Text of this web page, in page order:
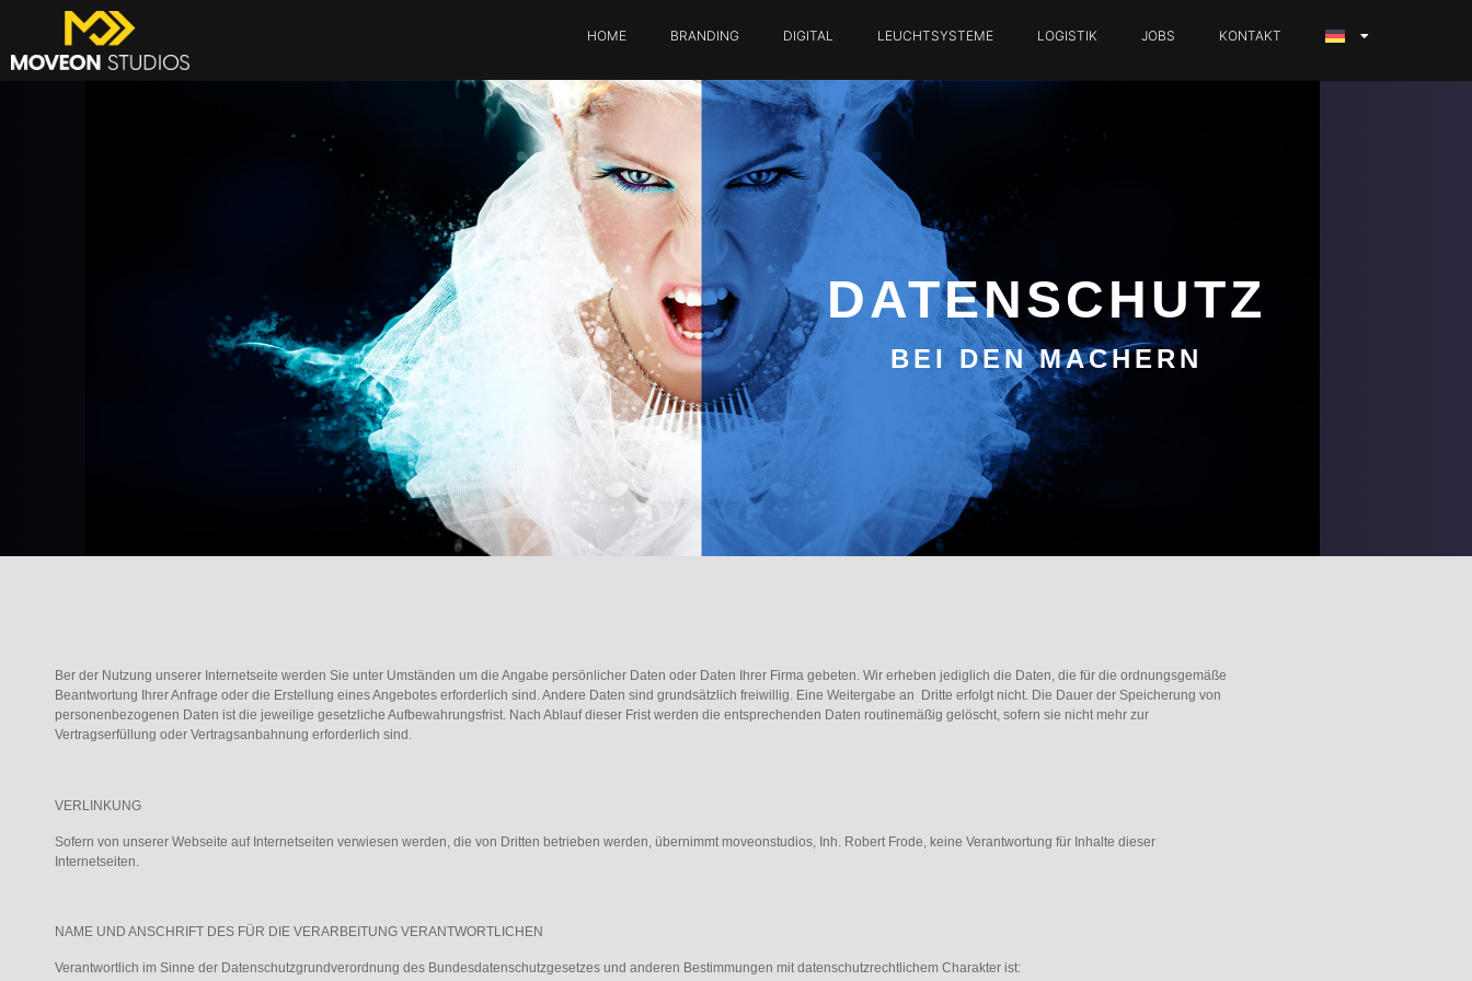
HOME BRANDING DIGITAL LEUCHTSYSTEME LOGISTIK JOBS KONTAKT
DATENSCHUTZ
BEI DEN MACHERN
Ber der Nutzung unserer Internetseite werden Sie unter Umständen um die Angabe persönlicher Daten oder Daten Ihrer Firma gebeten. Wir erheben jediglich die Daten, die für die ordnungsgemäße
Beantwortung Ihrer Anfrage oder die Erstellung eines Angebotes erforderlich sind. Andere Daten sind grundsätzlich freiwillig. Eine Weitergabe an Dritte erfolgt nicht. Die Dauer der Speicherung von
personenbezogenen Daten ist die jeweilige gesetzliche Aufbewahrungsfrist. Nach Ablauf dieser Frist werden die entsprechenden Daten routinemäßig gelöscht, sofern sie nicht mehr zur
Vertragserfüllung oder Vertragsanbahnung erforderlich sind.
VERLINKUNG
Sofern von unserer Webseite auf Internetseiten verwiesen werden, die von Dritten betrieben werden, übernimmt moveonstudios, Inh. Robert Frode, keine Verantwortung für Inhalte dieser
Internetseiten.
NAME UND ANSCHRIFT DES FÜR DIE VERARBEITUNG VERANTWORTLICHEN
Verantwortlich im Sinne der Datenschutzgrundverordnung des Bundesdatenschutzgesetzes und anderen Bestimmungen mit datenschutzrechtlichem Charakter ist: